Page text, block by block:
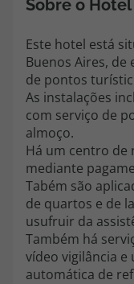
218 925 471
Custo de uma
A sua agência de
sempre mais perto de si,
na marcação das suas
center a funcionar todos
das 10:00 às 14:00.
Sobre o Hotel
Este hotel está
Buenos Aires,
de pontos
As instalações
com serviço de
almoço.
Há um centro de
mediante
Tabém são
de quartos e de
usufruir da
Também há
vídeo vigilância e
automática de